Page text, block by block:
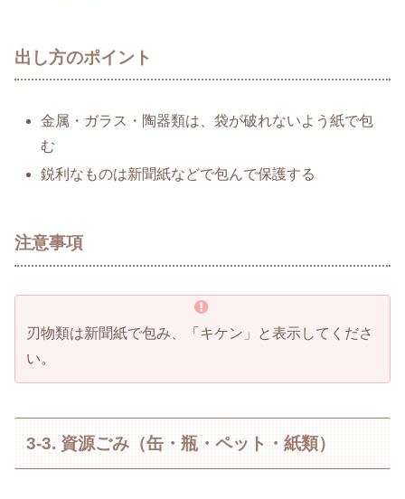
出し方のポイント
金属・ガラス・陶器類は、袋が破れないよう紙で包
む
鋭利なものは新聞紙などで包んで保護する
注意事項
刃物類は新聞紙で包み、「キケン」と表示してくださ
い。
3-3. 資源ごみ（缶・瓶・ペット・紙類）